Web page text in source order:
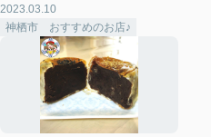
2023.03.10
神栖市 おすすめのお店♪